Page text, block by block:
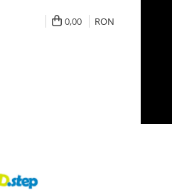
0,00 RON